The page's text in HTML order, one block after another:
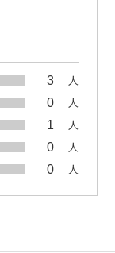
3 人
0 人
1 人
0 人
0 人